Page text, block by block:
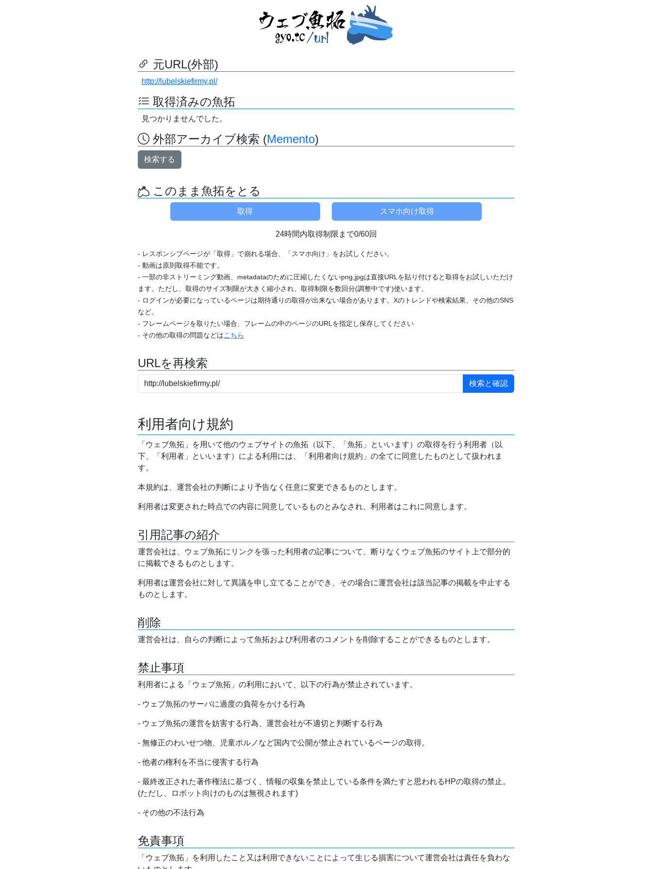
元URL(外部)
http://lubelskiefirmy.pl/
取得済みの魚拓
見つかりませんでした。
外部アーカイブ検索 (Memento)
検索する
このまま魚拓をとる
24時間内取得制限まで0/60回
- レスポンシブページが「取得」で崩れる場合、「スマホ向け」をお試しください。
- 動画は原則取得不能です。
- 一部の非ストリーミング動画、metadataのために圧縮したくないpng,jpgは直接URLを貼り付けると取得をお試しいただけ
ます。ただし、取得のサイズ制限が大きく縮小され、取得制限を数回分(調整中です)使います。
- ログインが必要になっているページは期待通りの取得が出来ない場合があります。Xのトレンドや検索結果、その他のSNS
など。
- フレームページを取りたい場合、フレームの中のページのURLを指定し保存してください
- その他の取得の問題などはこちら
URLを再検索
利用者向け規約
「ウェブ魚拓」を用いて他のウェブサイトの魚拓（以下、「魚拓」といいます）の取得を行う利用者（以
下、「利用者」といいます）による利用には、「利用者向け規約」の全てに同意したものとして扱われま
す。
本規約は、運営会社の判断により予告なく任意に変更できるものとします。
利用者は変更された時点での内容に同意しているものとみなされ、利用者はこれに同意します。
引用記事の紹介
運営会社は、ウェブ魚拓にリンクを張った利用者の記事について、断りなくウェブ魚拓のサイト上で部分的
に掲載できるものとします。
利用者は運営会社に対して異議を申し立てることができ、その場合に運営会社は該当記事の掲載を中止する
ものとします。
削除
運営会社は、自らの判断によって魚拓および利用者のコメントを削除することができるものとします。
禁止事項
利用者による「ウェブ魚拓」の利用において、以下の行為が禁止されています。
- ウェブ魚拓のサーバに過度の負荷をかける行為
- ウェブ魚拓の運営を妨害する行為、運営会社が不適切と判断する行為
- 無修正のわいせつ物、児童ポルノなど国内で公開が禁止されているページの取得。
- 他者の権利を不当に侵害する行為
- 最終改正された著作権法に基づく、情報の収集を禁止している条件を満たすと思われるHPの取得の禁止。
(ただし、ロボット向けのものは無視されます)
- その他の不法行為
免責事項
「ウェブ魚拓」を利用したこと又は利用できないことによって生じる損害について運営会社は責任を負わな